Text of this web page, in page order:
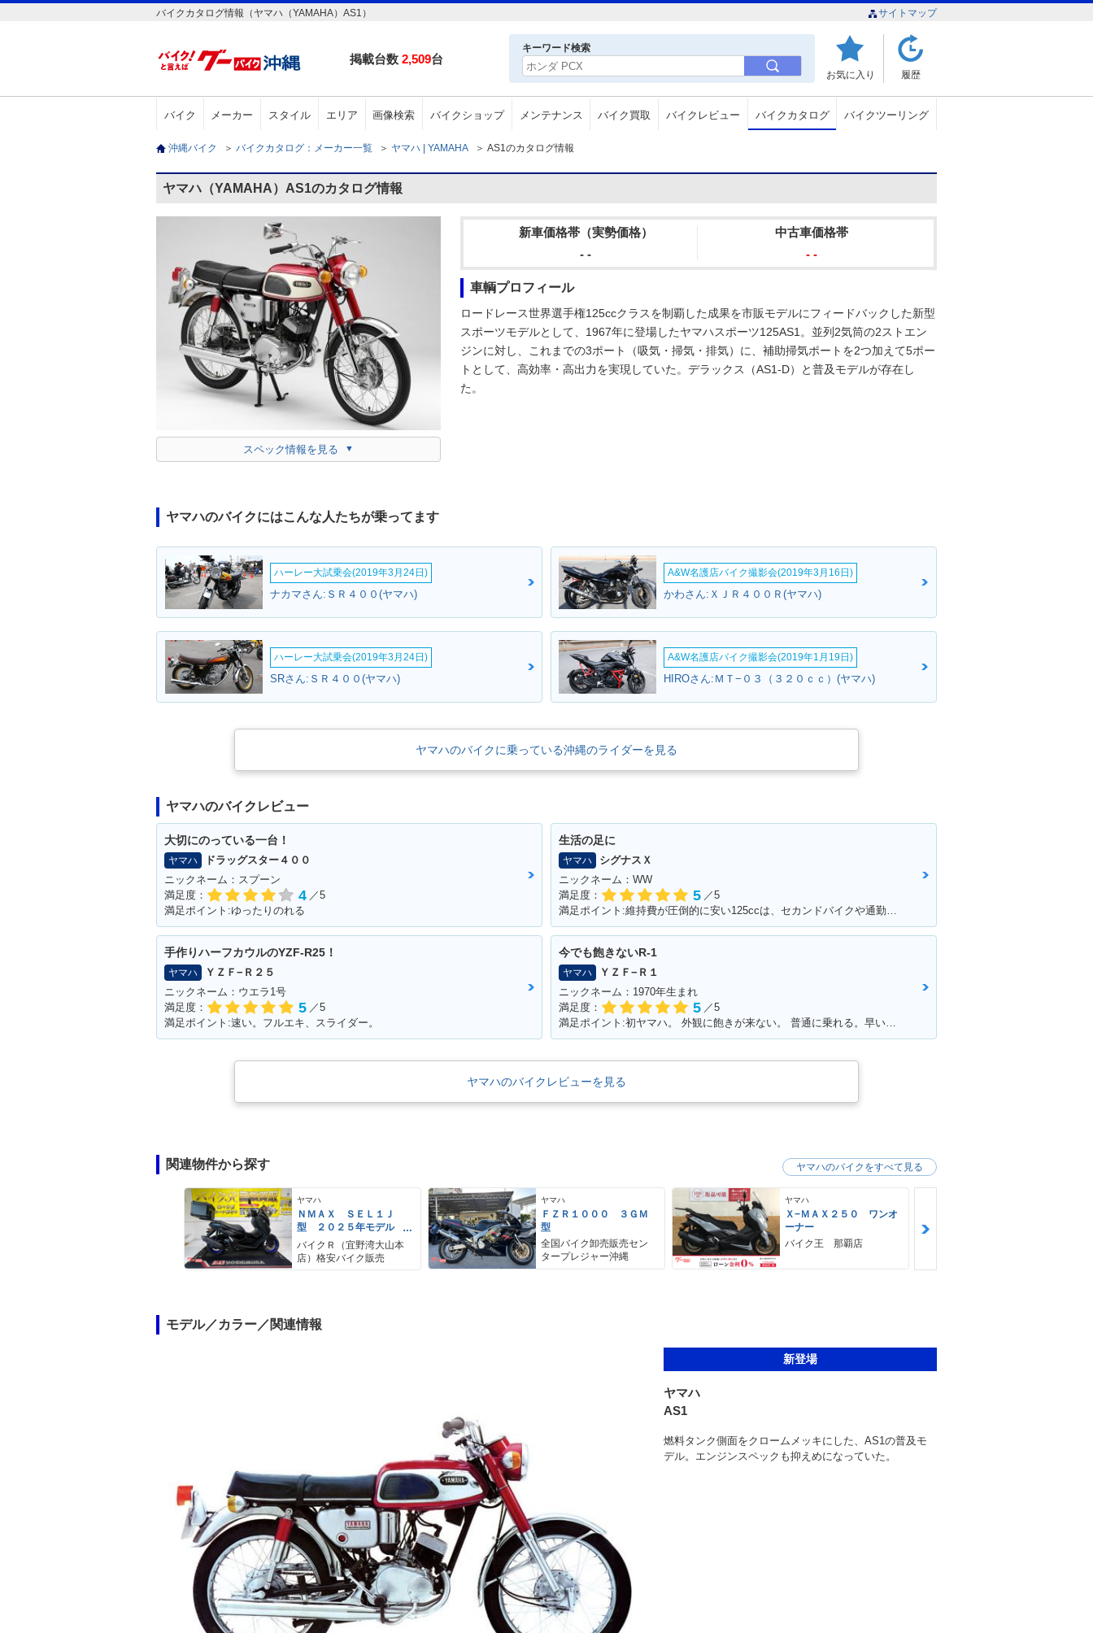
バイクカタログ情報（ヤマハ（YAMAHA）AS1） サイトマップ
掲載台数 2,509台
キーワード検索
お気に入り 履歴
バイク メーカー スタイル エリア 画像検索 バイクショップ メンテナンス バイク買取 バイクレビュー バイクカタログ バイクツーリング
沖縄バイク ＞ バイクカタログ：メーカー一覧 ＞ ヤマハ | YAMAHA ＞ AS1のカタログ情報
ヤマハ（YAMAHA）AS1のカタログ情報
スペック情報を見る
新車価格帯（実勢価格）
- -
中古車価格帯
- -
車輌プロフィール
ロードレース世界選手権125ccクラスを制覇した成果を市販モデルにフィードバックした新型
スポーツモデルとして、1967年に登場したヤマハスポーツ125AS1。並列2気筒の2ストエン
ジンに対し、これまでの3ポート（吸気・掃気・排気）に、補助掃気ポートを2つ加えて5ポー
トとして、高効率・高出力を実現していた。デラックス（AS1-D）と普及モデルが存在し
た。
ヤマハのバイクにはこんな人たちが乗ってます
ハーレー大試乗会(2019年3月24日)
ナカマさん:ＳＲ４００(ヤマハ)
A&W名護店バイク撮影会(2019年3月16日)
かわさん:ＸＪＲ４００Ｒ(ヤマハ)
ハーレー大試乗会(2019年3月24日)
SRさん:ＳＲ４００(ヤマハ)
A&W名護店バイク撮影会(2019年1月19日)
HIROさん:ＭＴ−０３（３２０ｃｃ）(ヤマハ)
ヤマハのバイクに乗っている沖縄のライダーを見る
ヤマハのバイクレビュー
大切にのっている一台！
ヤマハ
ドラッグスター４００
ニックネーム：スプーン
満足度：
4 ／5
満足ポイント:ゆったりのれる
生活の足に
ヤマハ
シグナスＸ
ニックネーム：WW
満足度：
5 ／5
満足ポイント:維持費が圧倒的に安い125ccは、セカンドバイクや通勤用としてオススメ。125ccスクーターの中でも、シグナスXの走行性能は力強く、普段の街乗りでは、力不足を感じる事はあまりない。 メットインも半ヘル2つなら余裕で入るので、収納性も抜群。
手作りハーフカウルのYZF-R25！
ヤマハ
ＹＺＦ−Ｒ２５
ニックネーム：ウエラ1号
満足度：
5 ／5
満足ポイント:速い。フルエキ、スライダー。
今でも飽きないR-1
ヤマハ
ＹＺＦ−Ｒ１
ニックネーム：1970年生まれ
満足度：
5 ／5
満足ポイント:初ヤマハ。 外観に飽きが来ない。 普通に乗れる。早いけど安全運転。 SSから離れられない。 以外と疲れない。 特に不満なし。みんな見る。 自分にはちょうどいい。YAMAHA。
ヤマハのバイクレビューを見る
関連物件から探す
ヤマハ
ＮＭＡＸ ＳＥＬ１Ｊ
型 ２０２５年モデル
ＡＢＳ キーレス リア
キャリア リアＢＯＸ
バイクＲ（宜野湾大山本
店）格安バイク販売
ヤマハ
ＦＺＲ１０００ ３ＧＭ
型
全国バイク卸売販売セン
タープレジャー沖縄
ヤマハ
Ｘ−ＭＡＸ２５０ ワンオ
ーナー
バイク王 那覇店
ヤマハのバイクをすべて見る
モデル／カラー／関連情報
新登場
ヤマハ
AS1
燃料タンク側面をクロームメッキにした、AS1の普及モ
デル。エンジンスペックも抑えめになっていた。